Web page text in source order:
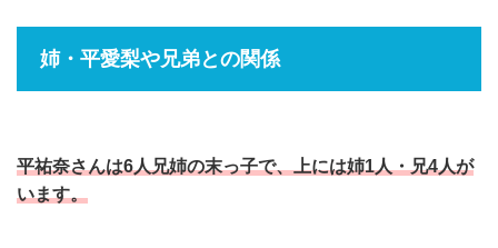
姉・平愛梨や兄弟との関係
平祐奈さんは6人兄姉の末っ子で、上には姉1人・兄4人が
います。